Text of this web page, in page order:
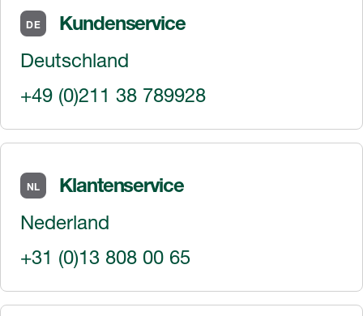
DE
Kundenservice
Deutschland
+49 (0)211 38 789928
NL
Klantenservice
Nederland
+31 (0)13 808 00 65